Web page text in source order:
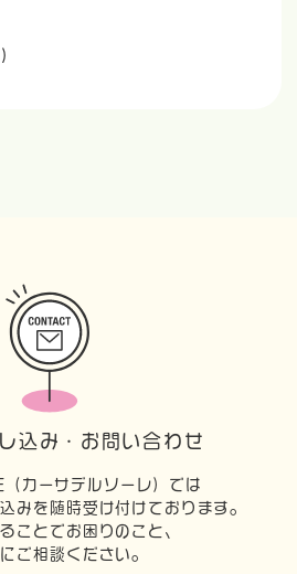
込み・お問い合わせ
カーサデルソーレ）では
みを随時受け付けております。
ことでお困りのこと、
ご相談ください。